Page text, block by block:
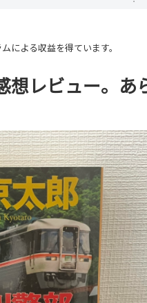
による収益を得ています。
レビュー。あ